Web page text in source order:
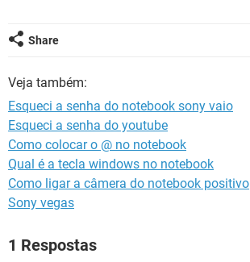
GUIA DE COMPRAS
Share
Veja também:
Esqueci a senha do notebook sony vaio
Esqueci a senha do youtube
Como colocar o @ no notebook
Qual é a tecla windows no notebook
Como ligar a câmera do notebook positivo
Sony vegas
1 Respostas